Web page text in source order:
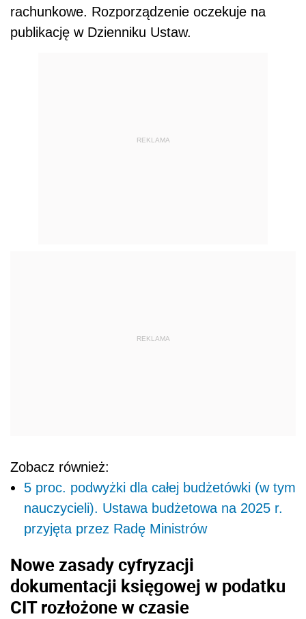
rachunkowe. Rozporządzenie oczekuje na
publikację w Dzienniku Ustaw.
REKLAMA
REKLAMA
Zobacz również:
5 proc. podwyżki dla całej budżetówki (w tym
nauczycieli). Ustawa budżetowa na 2025 r.
przyjęta przez Radę Ministrów
Nowe zasady cyfryzacji
dokumentacji księgowej w podatku
CIT rozłożone w czasie